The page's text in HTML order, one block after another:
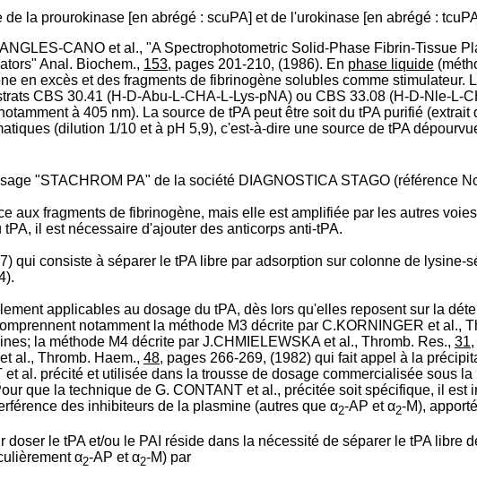
la prourokinase [en abrégé : scuPA] et de l'urokinase [en abrégé :
CANO et al., "A Spectrophotometric Solid-Phase Fibrin-Tissue
Anal. Biochem., 153, pages 201-210, (1986). En phase liquide
en excès et des fragments de fibrinogène solubles comme stimulateur.
CBS 30.41 (H-D-Abu-L-CHA-L-Lys-pNA) ou CBS 33.08 (H-D-Nle-L-
à 405 nm). La source de tPA peut être soit du tPA purifié
(dilution 1/10 et à pH 5,9), c'est-à-dire une source de tPA
"STACHROM PA" de la société DIAGNOSTICA STAGO (référence
aux fragments de fibrinogène, mais elle est amplifiée par les autres
il est nécessaire d'ajouter des anticorps anti-tPA.
qui consiste à séparer le tPA libre par adsorption sur colonne de lysine-
applicables au dosage du tPA, dès lors qu'elles reposent sur la
notamment la méthode M3 décrite par C.KORNINGER et al.,
la méthode M4 décrite par J.CHMIELEWSKA et al., Thromb. Res., 31,
al., Thromb. Haem., 48, pages 266-269, (1982) qui fait appel à la
al. précité et utilisée dans la trousse de dosage commercialisée sous
que la technique de G. CONTANT et al., précitée soit spécifique, il est
des inhibiteurs de la plasmine (autres que α2-AP et α2-M),
le tPA et/ou le PAI réside dans la nécessité de séparer le tPA libre
α2-AP et α2-M) par